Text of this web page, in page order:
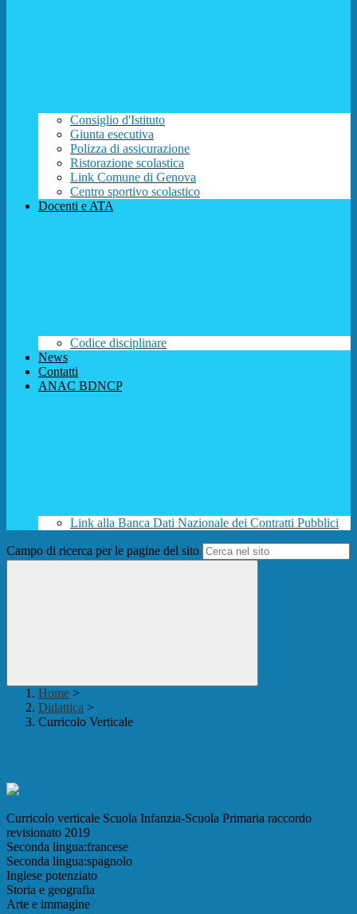
Consiglio d'Istituto
Giunta esecutiva
Polizza di assicurazione
Ristorazione scolastica
Link Comune di Genova
Centro sportivo scolastico
Docenti e ATA
Codice disciplinare
News
Contatti
ANAC BDNCP
Link alla Banca Dati Nazionale dei Contratti Pubblici
Campo di ricerca per le pagine del sito
Home >
Didattica >
Curricolo Verticale
Curricolo verticale Scuola Infanzia-Scuola Primaria raccordo
revisionato 2019
Seconda lingua:francese
Seconda lingua:spagnolo
Inglese potenziato
Storia e geografia
Arte e immagine